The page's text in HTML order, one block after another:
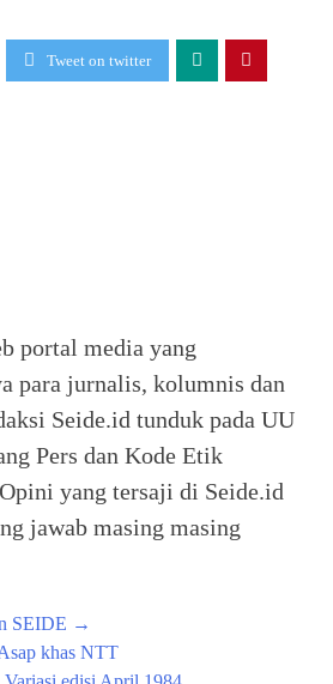
Tweet on twitter
portal media yang
para jurnalis, kolumnis dan
Seide.id tunduk pada UU
Pers dan Kode Etik
yang tersaji di Seide.id
jawab masing masing
SEIDE →
khas NTT